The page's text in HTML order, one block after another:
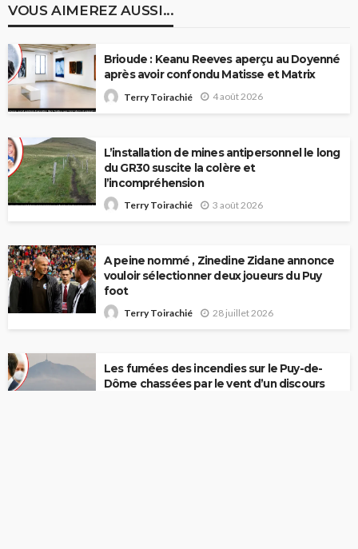
VOUS AIMEREZ AUSSI...
Brioude : Keanu Reeves aperçu au Doyenné
après avoir confondu Matisse et Matrix
Terry Toirachié 4 août 2026
L’installation de mines antipersonnel le long
du GR30 suscite la colère et
l’incompréhension
Terry Toirachié 3 août 2026
A peine nommé , Zinedine Zidane annonce
vouloir sélectionner deux joueurs du Puy
foot
Terry Toirachié 28 juillet 2026
Les fumées des incendies sur le Puy-de-
Dôme chassées par le vent d’un discours